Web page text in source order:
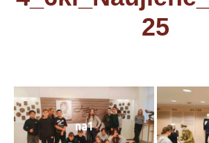
25
na1